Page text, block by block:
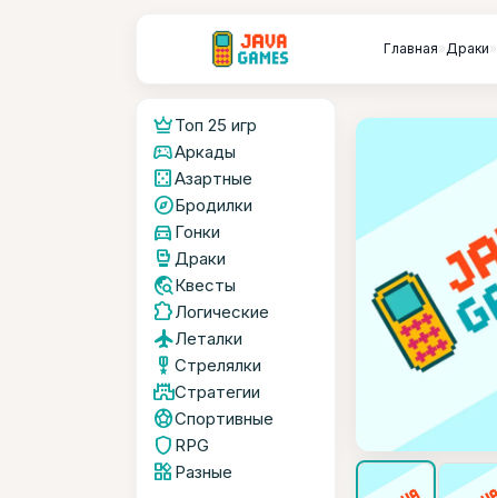
Главная»Драки»
crownТоп 25 игр
sports_esportsАркады
casinoАзартные
exploreБродилки
directions_car Гонки
sports_mma Драки
travel_exploreКвесты
extensionЛогические
flightЛеталки
military_tech Стрелялки
castleСтратегии
sports_soccerСпортивные
shield RPG
widgetsРазные